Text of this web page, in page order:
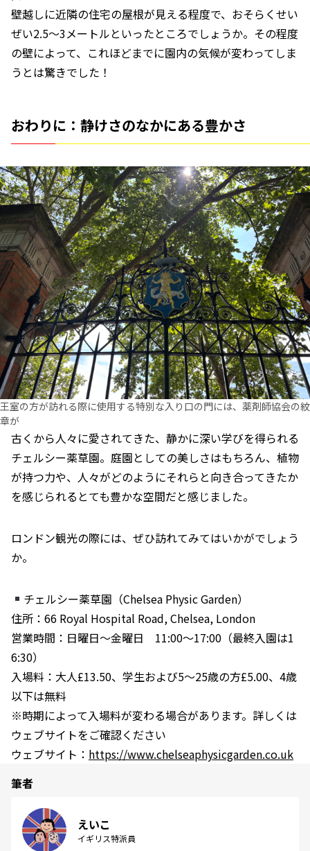
壁越しに近隣の住宅の屋根が見える程度で、おそらくせい
ぜい2.5〜3メートルといったところでしょうか。その程度
の壁によって、これほどまでに園内の気候が変わってしま
うとは驚きでした！
おわりに：静けさのなかにある豊かさ
王室の方が訪れる際に使用する特別な入り口の門には、薬剤師協会の紋
章が
古くから人々に愛されてきた、 静かに深い学びを得られる
チェルシー薬草園。庭園としての美しさはもちろん、 植物
が持つ力や、人々がどのようにそれらと向き合ってきたか
を感じられるとても豊かな空間だと感じました。
ロンドン観光の際には、ぜひ訪れてみてはいかがでしょう
か。
チェルシー薬草園（Chelsea Physic Garden）
住所：66 Royal Hospital Road, Chelsea, London
営業時間：日曜日〜金曜日 11:00〜17:00 （最終入園は1
6:30）
入場料：大人£13.50、学生および5〜25歳の方£5.00、4歳
以下は無料
※時期によって入場料が変わる場合があります。詳しくは
ウェブサイトをご確認ください
ウェブサイト： https://www.chelseaphysicgarden.co.uk
筆者
えいこ
イギリス特派員